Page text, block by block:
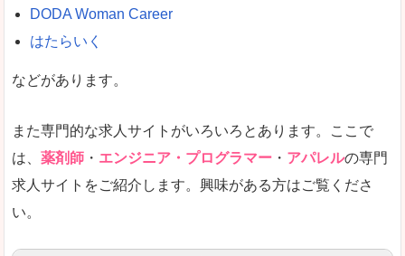
悪いところ
未経験 未経験の求人もあります
営業職を探している方にとっては、有利なサイト
DODA Woman Career
はたらいく
などがあります。
また専門的な求人サイトがいろいろとあります。ここで
は、 薬剤師 ・ エンジニア・プログラマー ・ アパレルの専門
求人サイトをご紹介します。興味がある方はご覧くださ
い。